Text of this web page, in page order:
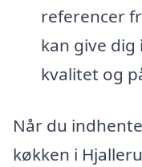
referencer
kan give
kvalitet og
Når du
køkken i